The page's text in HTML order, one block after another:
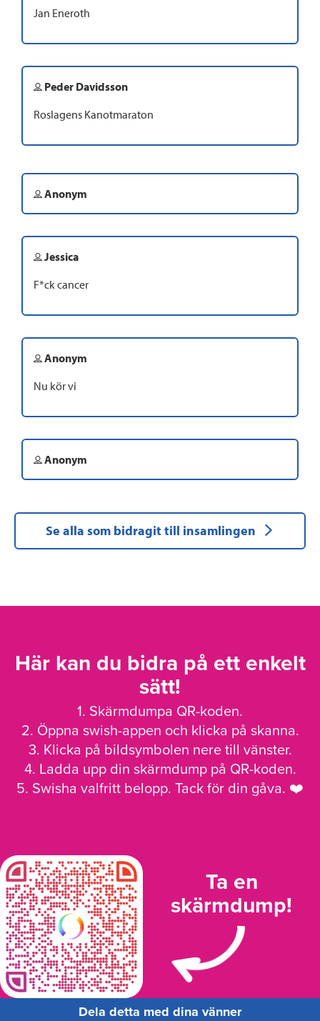
Jan Eneroth
Peder Davidsson
Roslagens Kanotmaraton
Anonym
Jessica
F*ck cancer
Anonym
Nu kör vi
Anonym
Se alla som bidragit till insamlingen
Här kan du bidra på ett enkelt
sätt!
1. Skärmdumpa QR-koden.
2. Öppna swish-appen och klicka på skanna.
3. Klicka på bildsymbolen nere till vänster.
4. Ladda upp din skärmdump på QR-koden.
5. Swisha valfritt belopp. Tack för din gåva. ❤️
Ta en
skärmdump!
Dela detta med dina vänner